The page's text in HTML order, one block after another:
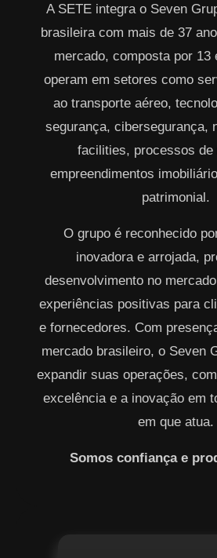
A SETE integra o Seven
brasileira com mais de 37
mercado, composta por 13
operam em setores como
ao transporte aéreo,
segurança, cibersegurança,
facilities, processos de
empreendimentos
patrimonial.
O grupo é reconhecido
inovadora e arrojada,
desenvolvimento no
experiências positivas para
e fornecedores. Com
mercado brasileiro, o Seven
expandir suas operações,
excelência e a inovação em
em que atua.
Somos confiança e